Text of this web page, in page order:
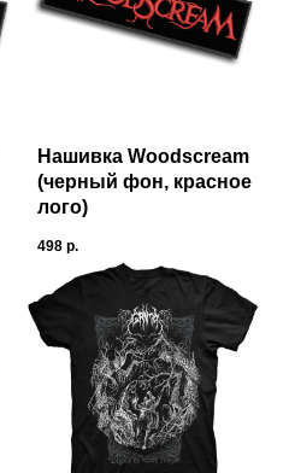
Нашивка Woodscream
(черный фон, красное
лого)
498 р.